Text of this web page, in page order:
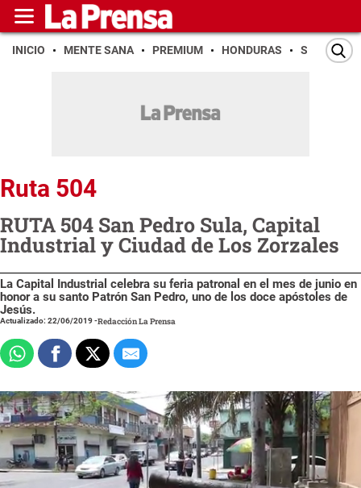
INICIO MENTE SANA PREMIUM HONDURAS SAN PEDRO
Ruta 504
RUTA 504 San Pedro Sula, Capital
Industrial y Ciudad de Los Zorzales
La Capital Industrial celebra su feria patronal en el mes de junio en
honor a su santo Patrón San Pedro, uno de los doce apóstoles de
Jesús.
Actualizado: 22/06/2019-Redacción La Prensa